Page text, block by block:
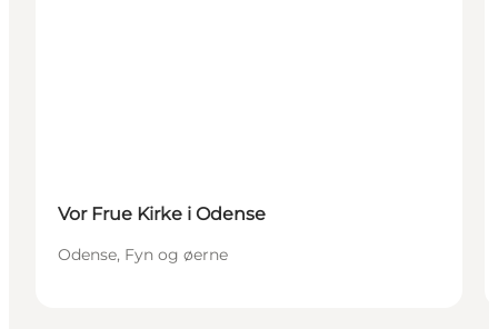
Vor Frue Kirke i Odense
Odense, Fyn og øerne